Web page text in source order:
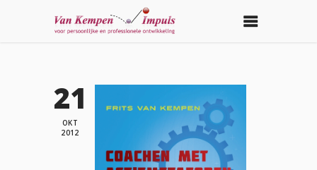
21
OKT
2012